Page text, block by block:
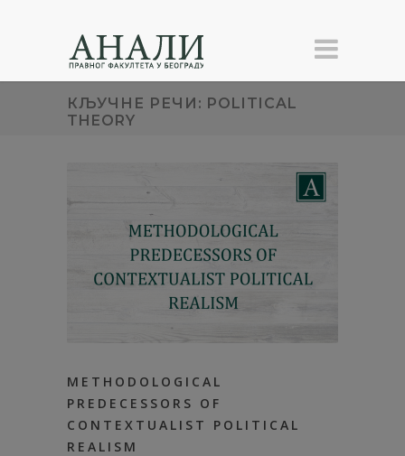
КЉУЧНЕ РЕЧИ: POLITICAL
THEORY
METHODOLOGICAL
PREDECESSORS OF
CONTEXTUALIST POLITICAL
REALISM